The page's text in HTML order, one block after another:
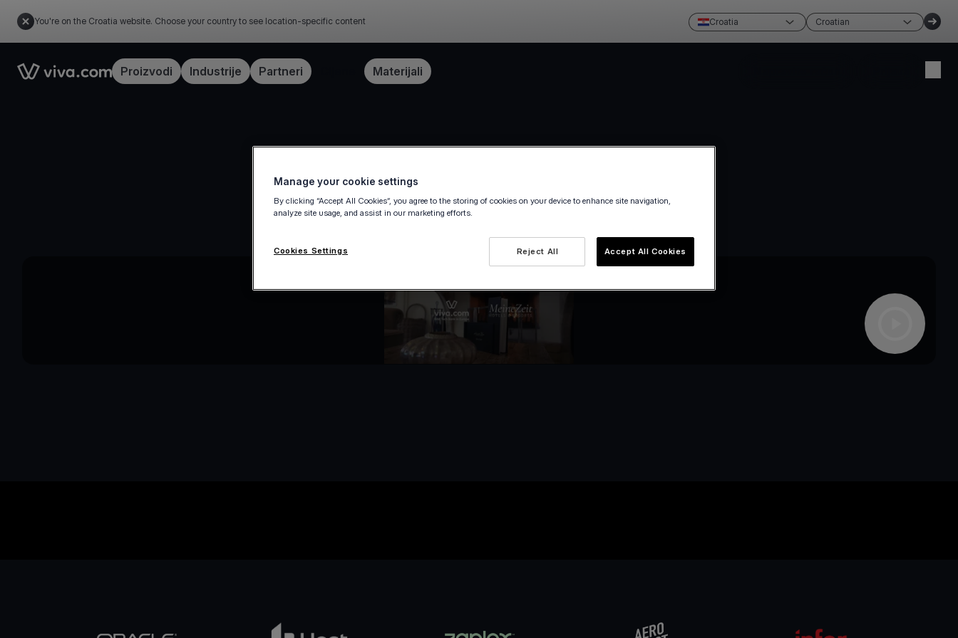
You're on the Croatia website. Choose your country to see location-specific content Croatia Croatian
Link to the homepageProizvodi Industrije Partneri Materijali
Manage your cookie settings
By clicking “Accept All Cookies”, you agree to the storing of cookies on your device to enhance site navigation,
analyze site usage, and assist in our marketing efforts.
Reject All Accept All Cookies
Cookies Settings